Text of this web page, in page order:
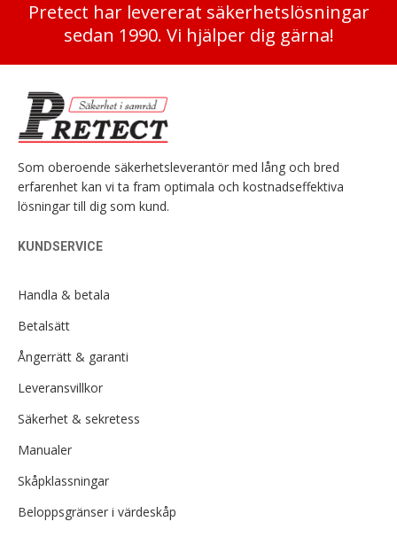
Pretect har levererat säkerhetslösningar
sedan 1990. Vi hjälper dig gärna!
Som oberoende säkerhetsleverantör med lång och bred
erfarenhet kan vi ta fram optimala och kostnadseffektiva
lösningar till dig som kund.
KUNDSERVICE
Handla & betala
Betalsätt
Ångerrätt & garanti
Leveransvillkor
Säkerhet & sekretess
Manualer
Skåpklassningar
Beloppsgränser i värdeskåp